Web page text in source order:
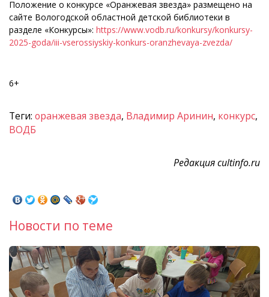
Положение о конкурсе «Оранжевая звезда» размещено на
сайте Вологодской областной детской библиотеки в
разделе «Конкурсы»: https://www.vodb.ru/konkursy/konkursy-
2025-goda/iii-vserossiyskiy-konkurs-oranzhevaya-zvezda/
6+
Теги: оранжевая звезда, Владимир Аринин, конкурс,
ВОДБ
Редакция cultinfo.ru
Новости по теме